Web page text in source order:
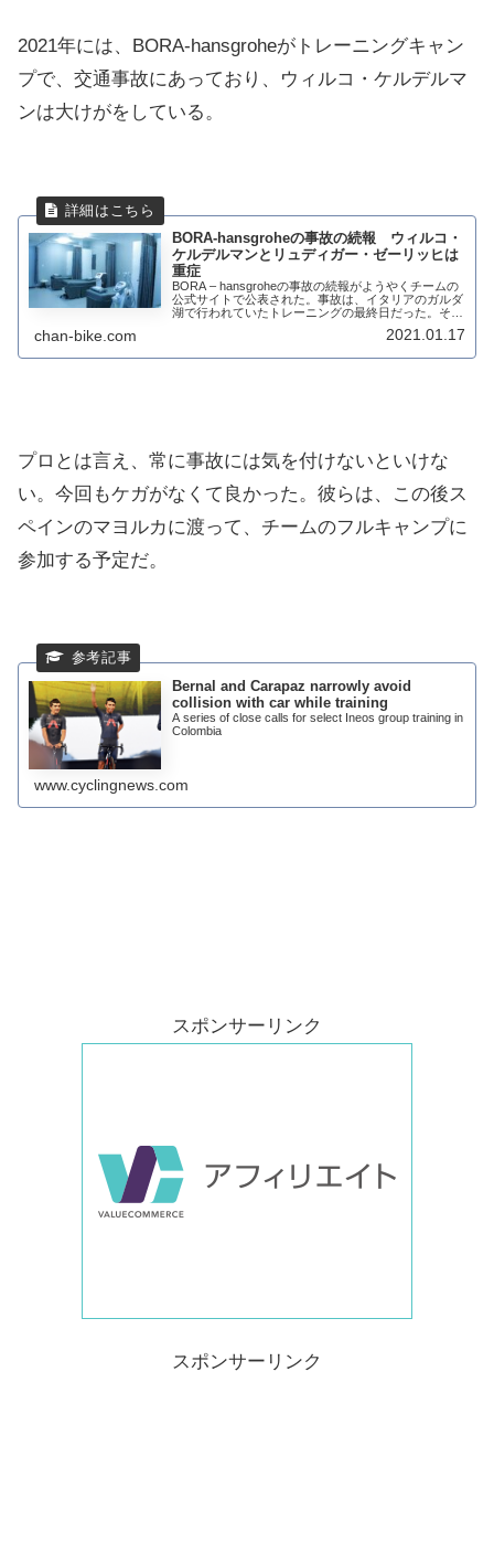
2021年には、BORA-hansgroheがトレーニングキャン
プで、交通事故にあっており、ウィルコ・ケルデルマ
ンは大けがをしている。
BORA-hansgroheの事故の続報 ウィルコ・
ケルデルマンとリュディガー・ゼーリッヒは
重症
BORA – hansgroheの事故の続報がようやくチームの
公式サイトで公表された。事故は、イタリアのガルダ
湖で行われていたトレーニングの最終日だった。その
ため割とリラックスした状態で行われており、事故に
chan-bike.com 2021.01.17
プロとは言え、常に事故には気を付けないといけな
い。今回もケガがなくて良かった。彼らは、この後ス
ペインのマヨルカに渡って、チームのフルキャンプに
参加する予定だ。
Bernal and Carapaz narrowly avoid
collision with car while training
A series of close calls for select Ineos group training in
Colombia
www.cyclingnews.com
スポンサーリンク
スポンサーリンク